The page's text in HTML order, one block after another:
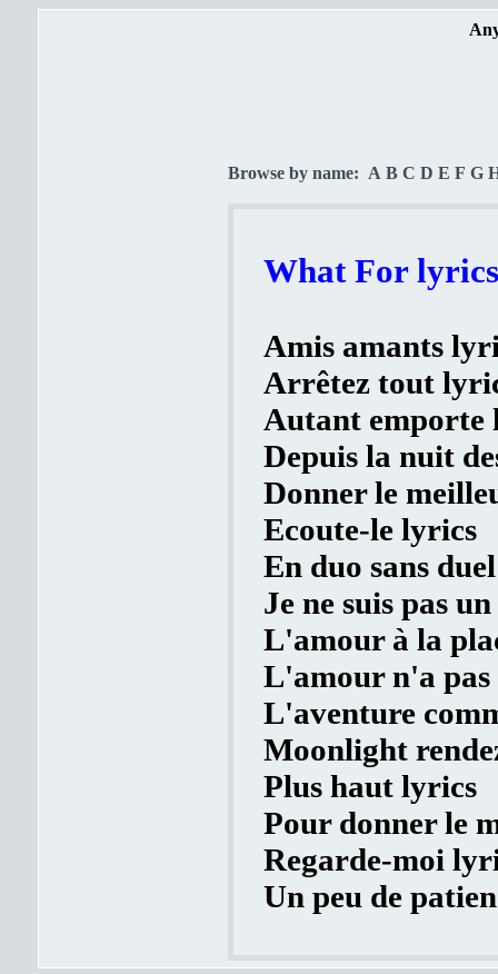
Browse by name: A B C D E F G
What For lyrics
Amis amants
Arrêtez tout
Autant emporte
Depuis la nuit
Donner le
Ecoute-le lyrics
En duo sans
Je ne suis pas
L'amour à la
L'amour n'a
L'aventure
Moonlight
Plus haut lyrics
Pour donner le
Regarde-moi
Un peu de